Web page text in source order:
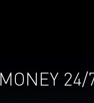
MONEY 24/